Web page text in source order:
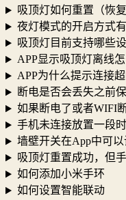
吸顶灯如何重置（恢复
夜灯模式的开启方式
吸顶灯目前支持哪些
APP显示吸顶灯离线
APP为什么提示连接
断电是否会丢失之前
如果断电了或者WIFI
手机未连接放置一段
墙壁开关在App中可
吸顶灯重置成功，但
如何添加小米手环
如何设置智能联动